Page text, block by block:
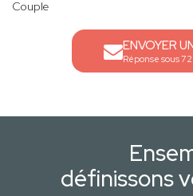
Couple
ENVOYER
Réponse sous
définissons